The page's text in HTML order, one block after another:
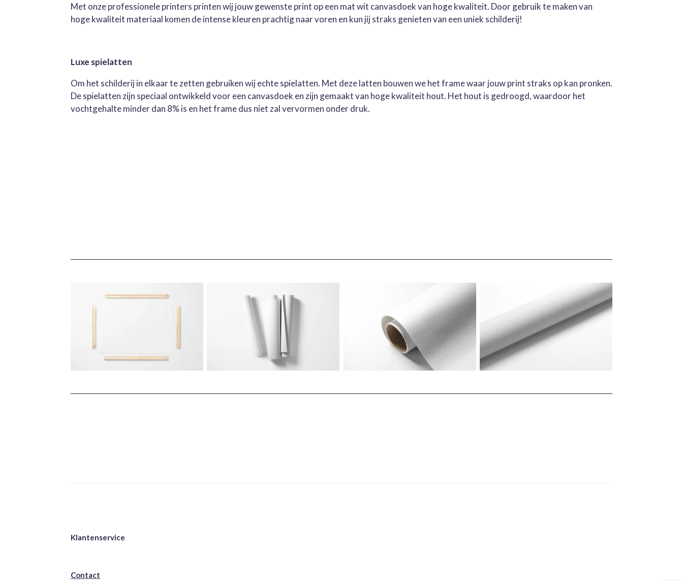
Met onze professionele printers printen wij jouw gewenste print op een mat wit canvasdoek van hoge kwaliteit. Door gebruik te maken van
hoge kwaliteit materiaal komen de intense kleuren prachtig naar voren en kun jij straks genieten van een uniek schilderij!
Luxe spielatten
Om het schilderij in elkaar te zetten gebruiken wij echte spielatten. Met deze latten bouwen we het frame waar jouw print straks op kan pronken.
De spielatten zijn speciaal ontwikkeld voor een canvasdoek en zijn gemaakt van hoge kwaliteit hout. Het hout is gedroogd, waardoor het
vochtgehalte minder dan 8% is en het frame dus niet zal vervormen onder druk.
Klantenservice
Contact